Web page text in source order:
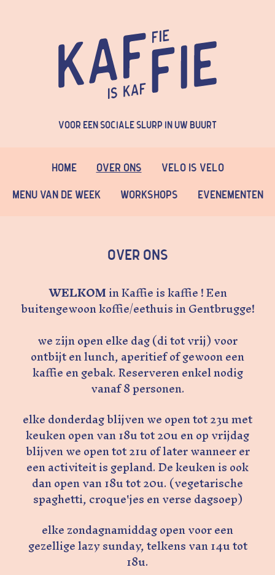
Voor een sociale slurp in uw buurt
Home Over Ons Velo is Velo
Menu van de week Workshops Evenementen
Over Ons
WELKOMin Kaffie is kaffie ! Een
buitengewoon koffie/eethuis in Gentbrugge!
we zijn open elke dag (di tot vrij) voor
ontbijt en lunch, aperitief of gewoon een
kaffie en gebak. Reserveren enkel nodig
vanaf 8 personen.
elke donderdag blijven we open tot 23u met
keuken open van 18u tot 20u en op vrijdag
blijven we open tot 21u of later wanneer er
een activiteit is gepland. De keuken is ook
dan open van 18u tot 20u. (vegetarische
spaghetti, croque'jes en verse dagsoep)
elke zondagnamiddag open voor een
gezellige lazy sunday, telkens van 14u tot
18u.